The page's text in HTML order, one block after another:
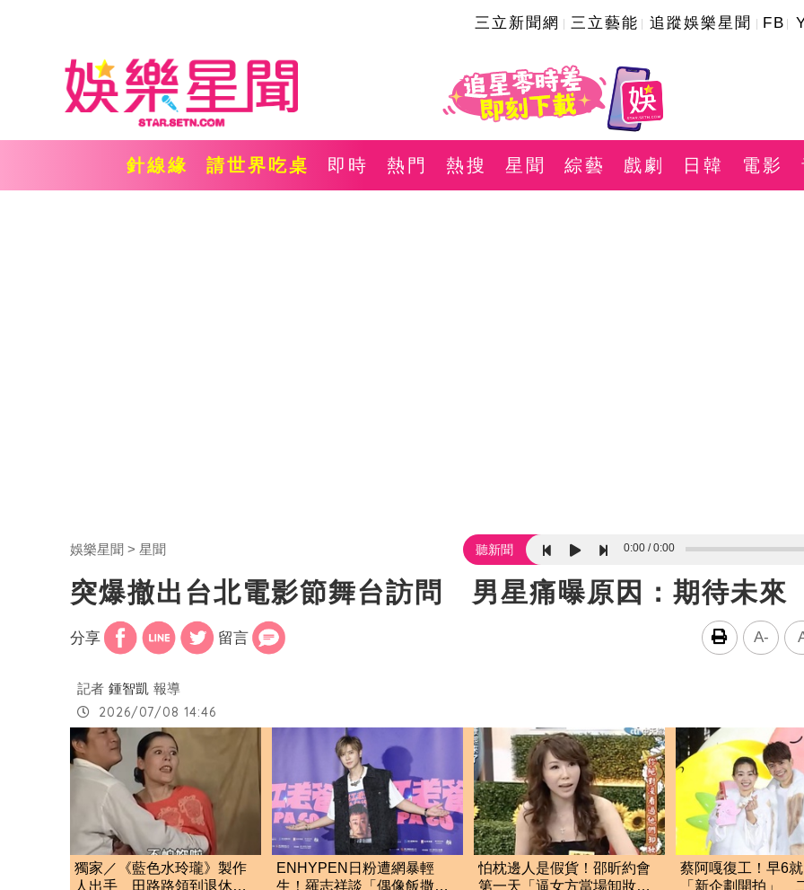
三立新聞網 三立藝能 追蹤娛樂星聞 FB
針線緣 請世界吃桌 即時 熱門 熱搜 星聞 綜藝 戲劇 日韓 電影
娛樂星聞 星聞 聽新聞 0:00 0:00
突爆撤出台北電影節舞台訪問 男星痛曝原因：期待未來
分享 留言 A-
記者 鍾智凱 報導
2026/07/08 14:46
獨家／《藍色水玲瓏》製作
人出手 田路路領到退休
ENHYPEN日粉遭網暴輕
生！羅志祥談「偶像飯撒互
怕枕邊人是假貨！邵昕約會
第一天「逼女方當場卸妝」
蔡阿嘎復工！早6
「新企劃開拍」